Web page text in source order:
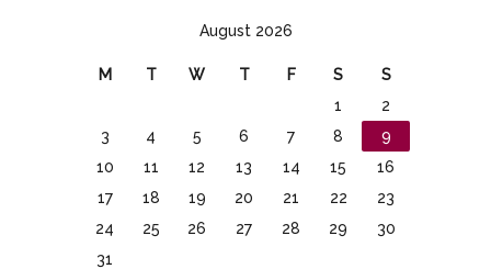
August 2026
M T W T F S
S
1
2
3
4 5 6 7 8
9
10
11 12 13 14 15
16
17
18 19 20 21 22
23
24
25 26 27 28 29
30
31